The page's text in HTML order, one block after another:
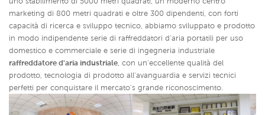
marketing di 800 metri quadrati e oltre 300 dipendenti, con forti
capacità di ricerca e sviluppo tecnico, abbiamo sviluppato e prodotto
in modo indipendente serie di raffreddatori d'aria portatili per uso
domestico e commerciale e serie di ingegneria industriale
raffreddatore d'aria industriale con un'eccellente qualità del
prodotto, tecnologia di prodotto all'avanguardia e servizi tecnici
perfetti per conquistare il mercato's grande riconoscimento.